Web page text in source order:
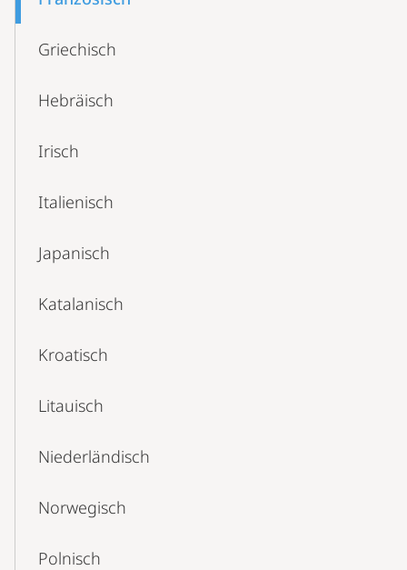
Griechisch
Hebräisch
Irisch
Italienisch
Japanisch
Katalanisch
Kroatisch
Litauisch
Niederländisch
Norwegisch
Polnisch